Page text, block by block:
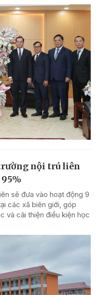
nội trú liên
sẽ đưa vào hoạt động 9
các xã biên giới, góp
và cải thiện điều kiện học